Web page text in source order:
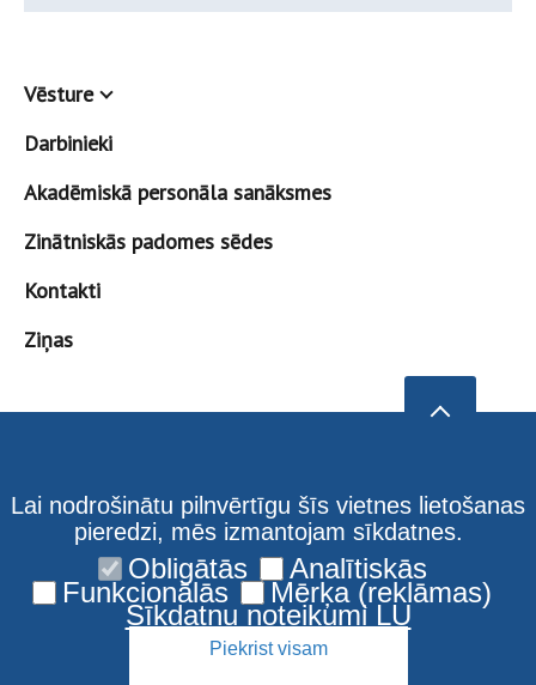
Vēsture
Darbinieki
Akadēmiskā personāla sanāksmes
Zinātniskās padomes sēdes
Kontakti
Ziņas
Lai nodrošinātu pilnvērtīgu šīs vietnes lietošanas
pieredzi, mēs izmantojam sīkdatnes.
Obligātās Analītiskās
Funkcionālās Mērķa (reklāmas)
Sīkdatņu noteikumi LU
Piekrist visam